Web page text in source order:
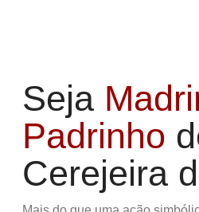
Seja
Padrinho
Cerejeira